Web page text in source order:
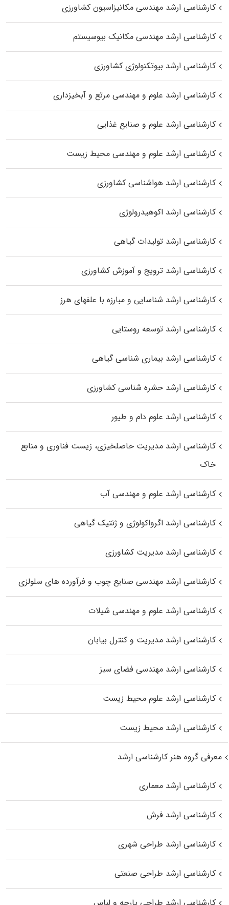
کارشناسی ارشد مهندسی مکانیزاسیون کشاورزی
کارشناسی ارشد مهندسی مکانیک بیوسیستم
کارشناسی ارشد بیوتکنولوژی کشاورزی
کارشناسی ارشد علوم و مهندسی مرتع و آبخیزداری
کارشناسی ارشد علوم و صنایع غذایی
کارشناسی ارشد علوم و مهندسی محیط زیست
کارشناسی ارشد هواشناسی کشاورزی
کارشناسی ارشد اکوهیدرولوژی
کارشناسی ارشد تولیدات گیاهی
کارشناسی ارشد ترویج و آموزش کشاورزی
کارشناسی ارشد شناسایی و مبارزه با علفهای هرز
کارشناسی ارشد توسعه روستایی
کارشناسی ارشد بیماری‌ شناسی گیاهی
کارشناسی ارشد حشره‌ شناسی کشاورزی
کارشناسی ارشد علوم دام و طیور
کارشناسی ارشد مدیریت حاصلخیزی، زیست فناوری و منابع
خاک
کارشناسی ارشد علوم و مهندسی آب
کارشناسی ارشد اگرواکولوژی و ژنتیک گیاهی
کارشناسی ارشد مدیریت کشاورزی
کارشناسی ارشد مهندسی صنایع چوب و فرآورده‌ های سلولزی
کارشناسی ارشد علوم و مهندسی شیلات
کارشناسی ارشد مدیریت و کنترل بیابان
کارشناسی ارشد مهندسی فضای سبز
کارشناسی ارشد علوم محیط‌ زیست
کارشناسی ارشد محیط زیست
معرفی گروه هنر کارشناسی ارشد
کارشناسی ارشد معماری
کارشناسی ارشد فرش
کارشناسی ارشد طراحی شهری
کارشناسی ارشد طراحی صنعتی